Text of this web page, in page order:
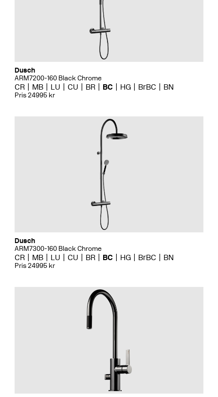
Dusch
ARM7200-160 Black Chrome
CR MB LU CU BR BC HG BrBC BN
Pris 24995 kr
Dusch
ARM7300-160 Black Chrome
CR MB LU CU BR BC HG BrBC BN
Pris 24995 kr